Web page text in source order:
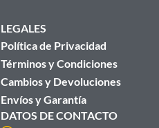
LEGALES
Política de Privacidad
Términos y Condiciones
Cambios y Devoluciones
Envíos y Garantía
DATOS DE CONTACTO